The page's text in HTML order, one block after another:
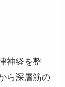
神経を整
ら深層筋の